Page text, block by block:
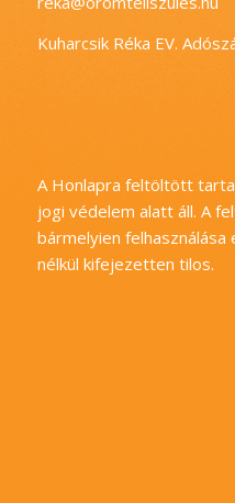
Kuharcsik Réka EV.
A Honlapra feltöltött
jogi védelem alatt áll. A
bármelyien
nélkül kifejezetten tilos.